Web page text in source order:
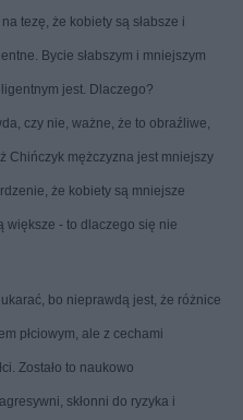
tezę, że kobiety są słabsze i
Bycie słabszym i mniejszym
jest. Dlaczego?
czy nie, ważne, że to obraźliwe,
Chińczyk mężczyzna jest mniejszy
że kobiety są mniejsze
większe - to dlaczego się nie
bo nieprawdą jest, że różnice
płciowym, ale z cechami
Zostało to naukowo
skłonni do ryzyka i